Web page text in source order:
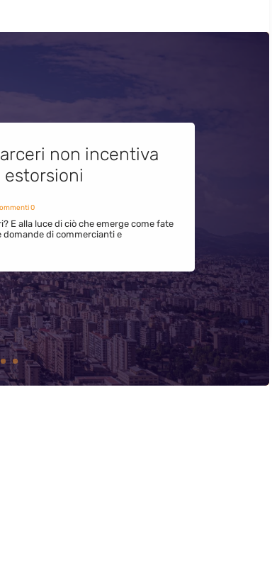
non incentiva
estorsioni
0
E alla luce di ciò che emerge come fate
domande di commercianti e